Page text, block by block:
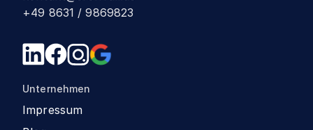
+49 8631 / 9869823
Unternehmen
Impressum